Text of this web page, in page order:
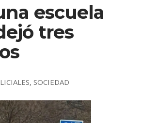
escuela
tres
,SOCIEDAD